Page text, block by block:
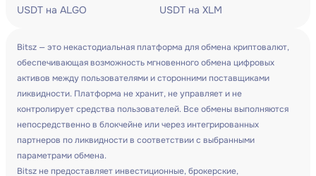
USDT на ALGO
USDT на XLM
Bitsz — это некастодиальная платформа для обмена криптовалют,
обеспечивающая возможность мгновенного обмена цифровых
активов между пользователями и сторонними поставщиками
ликвидности. Платформа не хранит, не управляет и не
контролирует средства пользователей. Все обмены выполняются
непосредственно в блокчейне или через интегрированных
партнеров по ликвидности в соответствии с выбранными
параметрами обмена.
Bitsz не предоставляет инвестиционные, брокерские,